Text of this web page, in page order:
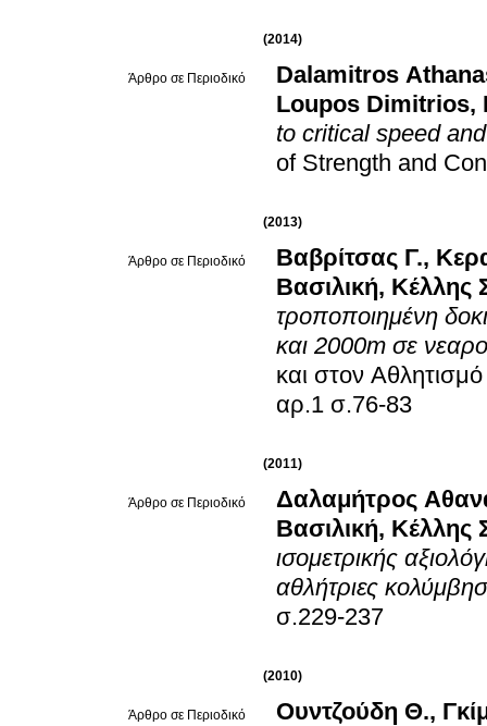
(2014)
Άρθρο σε Περιοδικό
Dalamitros
Loupos Dimitrios,
to critical speed
of Strength and
(2013)
Άρθρο σε Περιοδικό Βαβρίτσας Γ.,
Βασιλική, Κέλλης
τροποποιημένη
και 2000m σε
και στον
αρ.1 σ.76-83
(2011)
Άρθρο σε Περιοδικό
Δαλαμήτρος
Βασιλική, Κέλλης
ισομετρικής
αθλήτριες
σ.229-237
(2010)
Άρθρο σε Περιοδικό Ουντζούδη Θ.,